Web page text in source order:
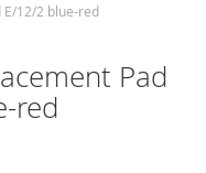
E/12/2 blue-red
Pad
red